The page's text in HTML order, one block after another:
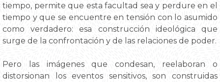
tiempo, permite que esta facultad sea y perdure en el
tiempo y que se encuentre en tensión con lo asumido
como verdadero: esa construcción ideológica que
surge de la confrontación y de las relaciones de poder.
Pero las imágenes que condesan, reelaboran o
distorsionan los eventos sensitivos, son construidas